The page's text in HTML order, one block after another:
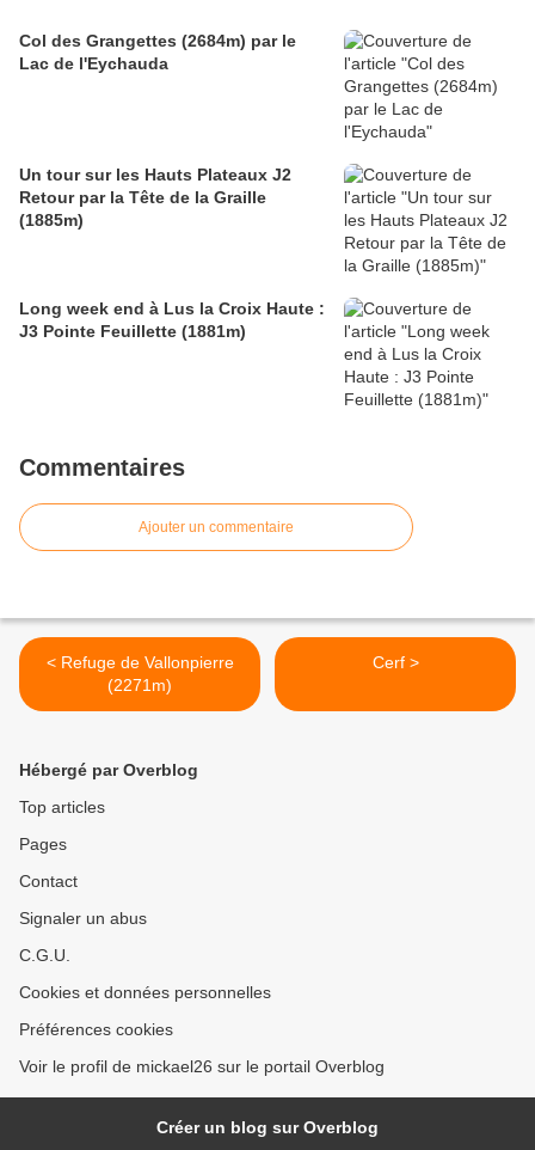
Col des Grangettes (2684m) par le
Lac de l'Eychauda
Un tour sur les Hauts Plateaux J2
Retour par la Tête de la Graille
(1885m)
Long week end à Lus la Croix Haute :
J3 Pointe Feuillette (1881m)
Commentaires
Ajouter un commentaire
< Refuge de Vallonpierre
(2271m)
Cerf >
Hébergé par Overblog
Top articles
Pages
Contact
Signaler un abus
C.G.U.
Cookies et données personnelles
Préférences cookies
Voir le profil de mickael26 sur le portail Overblog
Créer un blog sur Overblog